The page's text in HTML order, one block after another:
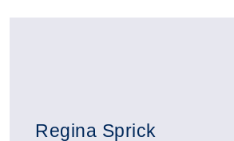
Regina Sprick